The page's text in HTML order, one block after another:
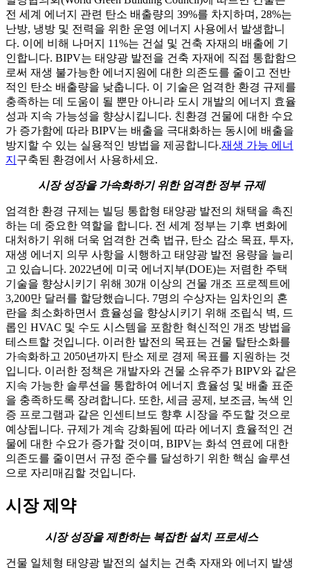
전 세계 에너지 관련 탄소 배출량의 39%를 차지하며, 28%는
난방, 냉방 및 전력을 위한 운영 에너지 사용에서 발생합니
다. 이에 비해 나머지 11%는 건설 및 건축 자재의 배출에 기
인합니다. BIPV는 태양광 발전을 건축 자재에 직접 통합함으
로써 재생 불가능한 에너지원에 대한 의존도를 줄이고 전반
적인 탄소 배출량을 낮춥니다. 이 기술은 엄격한 환경 규제를
충족하는 데 도움이 될 뿐만 아니라 도시 개발의 에너지 효율
성과 지속 가능성을 향상시킵니다. 친환경 건물에 대한 수요
가 증가함에 따라 BIPV는 배출을 극대화하는 동시에 배출을
방지할 수 있는 실용적인 방법을 제공합니다.재생 가능 에너
지 구축된 환경에서 사용하세요.
시장 성장을 가속화하기 위한 엄격한 정부 규제
엄격한 환경 규제는 빌딩 통합형 태양광 발전의 채택을 촉진
하는 데 중요한 역할을 합니다. 전 세계 정부는 기후 변화에
대처하기 위해 더욱 엄격한 건축 법규, 탄소 감소 목표, 투자,
재생 에너지 의무 사항을 시행하고 태양광 발전 용량을 늘리
고 있습니다. 2022년에 미국 에너지부(DOE)는 저렴한 주택
기술을 향상시키기 위해 30개 이상의 건물 개조 프로젝트에
3,200만 달러를 할당했습니다. 7명의 수상자는 임차인의 혼
란을 최소화하면서 효율성을 향상시키기 위해 조립식 벽, 드
롭인 HVAC 및 수도 시스템을 포함한 혁신적인 개조 방법을
테스트할 것입니다. 이러한 발전의 목표는 건물 탈탄소화를
가속화하고 2050년까지 탄소 제로 경제 목표를 지원하는 것
입니다. 이러한 정책은 개발자와 건물 소유주가 BIPV와 같은
지속 가능한 솔루션을 통합하여 에너지 효율성 및 배출 표준
을 충족하도록 장려합니다. 또한, 세금 공제, 보조금, 녹색 인
증 프로그램과 같은 인센티브도 향후 시장을 주도할 것으로
예상됩니다. 규제가 계속 강화됨에 따라 에너지 효율적인 건
물에 대한 수요가 증가할 것이며, BIPV는 화석 연료에 대한
의존도를 줄이면서 규정 준수를 달성하기 위한 핵심 솔루션
으로 자리매김할 것입니다.
시장 제약
시장 성장을 제한하는 복잡한 설치 프로세스
건물 일체형 태양광 발전의 설치는 건축 자재와 에너지 발생